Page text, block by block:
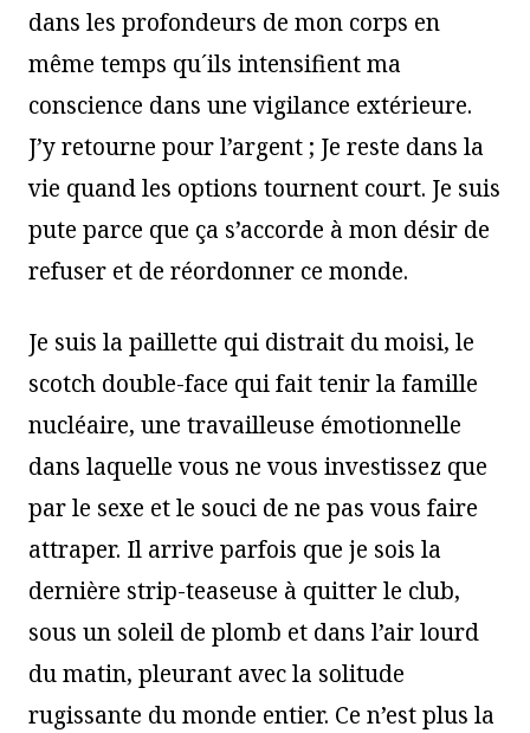
dans les profondeurs de mon corps en
même temps qu´ils intensifient ma
conscience dans une vigilance extérieure.
J’y retourne pour l’argent ; Je reste dans la
vie quand les options tournent court. Je suis
pute parce que ça s’accorde à mon désir de
refuser et de réordonner ce monde.
Je suis la paillette qui distrait du moisi, le
scotch double-face qui fait tenir la famille
nucléaire, une travailleuse émotionnelle
dans laquelle vous ne vous investissez que
par le sexe et le souci de ne pas vous faire
attraper. Il arrive parfois que je sois la
dernière strip-teaseuse à quitter le club,
sous un soleil de plomb et dans l’air lourd
du matin, pleurant avec la solitude
rugissante du monde entier. Ce n’est plus la